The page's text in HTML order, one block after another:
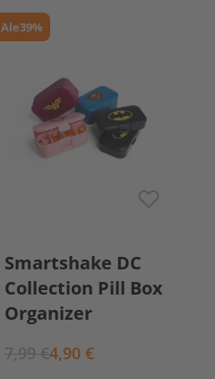
(punainen)
Superman (sininen)
Ale39%
Smartshake DC
Collection Pill Box
Organizer
7,99 €4,90 €